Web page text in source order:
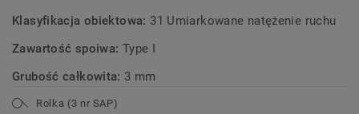
Klasyfikacja obiektowa: 31 Umiarkowane natężenie ruchu
Zawartość spoiwa: Type I
Grubość całkowita: 3 mm
Rolka (3 nr SAP)